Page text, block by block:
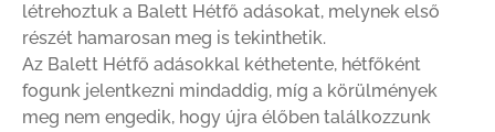
létrehoztuk a Balett Hétfő adásokat, melynek első
részét hamarosan meg is tekinthetik.
Az Balett Hétfő adásokkal kéthetente, hétfőként
fogunk jelentkezni mindaddig, míg a körülmények
meg nem engedik, hogy újra élőben találkozzunk